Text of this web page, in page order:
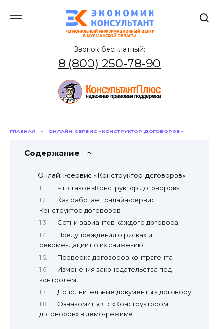
содержанию
Звонок бесплатный:
8 (800) 250-78-90
ГЛАВНАЯ » ОНЛАЙН-СЕРВИС «КОНСТРУКТОР ДОГОВОРОВ»
Содержание
Онлайн-сервис «Конструктор договоров»
Что такое «Конструктор договоров»
Как работает онлайн-сервис
Конструктор договоров
Сотни вариантов каждого договора
Предупреждения о рисках и
рекомендации по их снижению
Проверка договоров контрагента
Изменения законодательства под
контролем
Дополнительные документы к договору
Ознакомиться с «Конструктором
договоров» в демо-режиме